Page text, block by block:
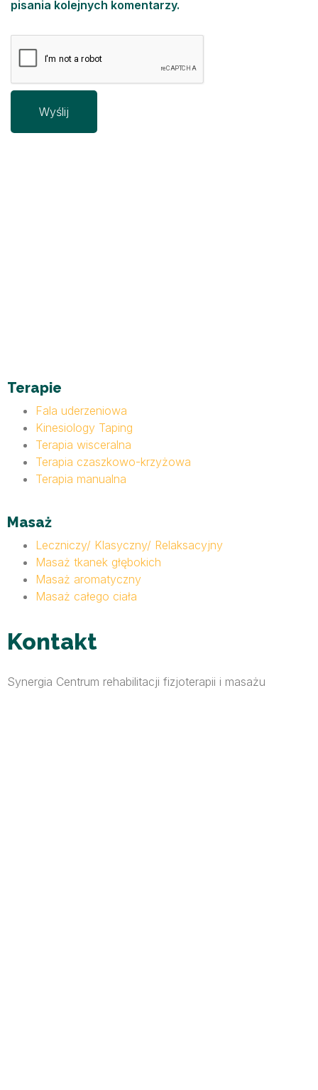
pisania kolejnych komentarzy.
Terapie
Fala uderzeniowa
Kinesiology Taping
Terapia wisceralna
Terapia czaszkowo-krzyżowa
Terapia manualna
Masaż
Leczniczy/ Klasyczny/ Relaksacyjny
Masaż tkanek głębokich
Masaż aromatyczny
Masaż całego ciała
Kontakt
Synergia Centrum rehabilitacji fizjoterapii i masażu